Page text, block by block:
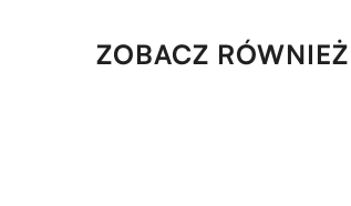
ZOBACZ RÓWNIEŻ